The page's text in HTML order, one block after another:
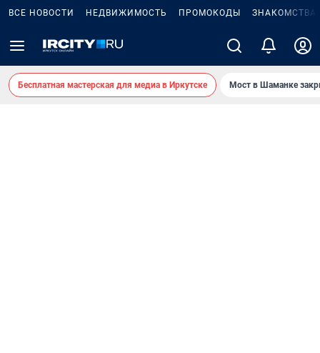
ВСЕ НОВОСТИ НЕДВИЖИМОСТЬ ПРОМОКОДЫ ЗНАКОМСТВА
Бесплатная мастерская для медиа в Иркутске Мост в Шаманке